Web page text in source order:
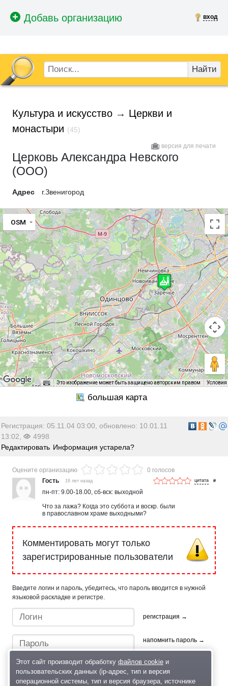
вход
Найти
Культура и искусство → Церкви и
монастыри (45)
версия для печати
Церковь Александра Невского
(ООО)
Адрес г.Звенигород
OSM
Это изображение может быть защищено авторским правом Условия
Регистрация: 05.11.04 03:00, обновлено: 10.01.11
13:02,
4998
Редактировать Информация устарела?
Оцените организацию
0 голосов
Гость
16 лет назад #
пн-пт: 9.00-18.00, сб-вск: выходной
Что за лажа? Когда это суббота и воскр. были
в православном храме выходными?
Комментировать могут только
зарегистрированные пользователи
Введите логин и пароль, убедитесь, что пароль вводится в нужной
языковой раскладке и регистре.
регистрация →
напомнить пароль →
Этот сайт производит обработку файлов cookieи
пользовательских данных (ip-адрес, тип и версия
операционной системы, тип и версия браузера, источнике